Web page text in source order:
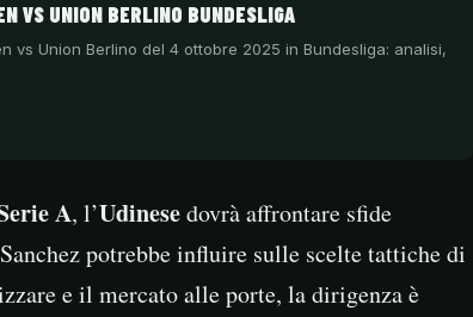
VS UNION BERLINO BUNDESLIGA
vs Union Berlino del 4 ottobre 2025 in Bundesliga: analisi,
A, l’Udinesedovrà affrontare sfide
potrebbe influire sulle scelte tattiche di
e il mercato alle porte, la dirigenza è